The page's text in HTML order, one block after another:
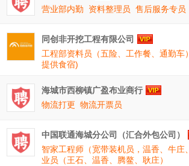
营业部内勤
资料整理员 售后服务专员
同创非开挖工程有限公司
工程部资料员（五险、工作餐、通勤车）
提供食宿)
海城市西柳镇广盈布业商行
物流打更 物流开票员
中国联通海城分公司（汇合外包公司）
智家工程师（宽带装机员，温香、牛庄
业员（王石、温香、腾鳌、耿庄）